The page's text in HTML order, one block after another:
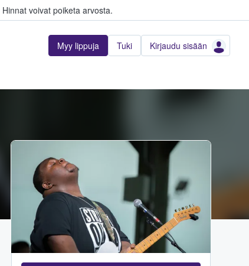
Hinnat voivat poiketa arvosta.
Myy lippuja Tuki Kirjaudu sisään